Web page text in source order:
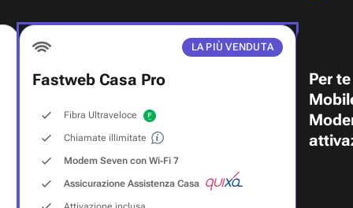
LA PIÙ VENDUTA
Fastweb Casa Pro
Fibra Ultraveloce
Chiamate illimitate
Modem Seven con Wi‑Fi 7
Assicurazione Assistenza Casa
Per